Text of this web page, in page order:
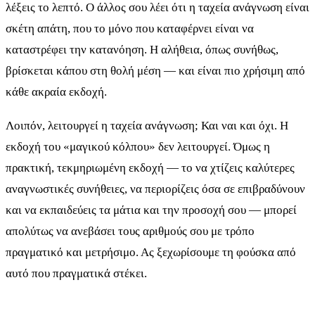
λέξεις το λεπτό. Ο άλλος σου λέει ότι η ταχεία ανάγνωση είναι
σκέτη απάτη, που το μόνο που καταφέρνει είναι να
καταστρέφει την κατανόηση. Η αλήθεια, όπως συνήθως,
βρίσκεται κάπου στη θολή μέση — και είναι πιο χρήσιμη από
κάθε ακραία εκδοχή.
Λοιπόν, λειτουργεί η ταχεία ανάγνωση; Και ναι και όχι. Η
εκδοχή του «μαγικού κόλπου» δεν λειτουργεί. Όμως η
πρακτική, τεκμηριωμένη εκδοχή — το να χτίζεις καλύτερες
αναγνωστικές συνήθειες, να περιορίζεις όσα σε επιβραδύνουν
και να εκπαιδεύεις τα μάτια και την προσοχή σου — μπορεί
απολύτως να ανεβάσει τους αριθμούς σου με τρόπο
πραγματικό και μετρήσιμο. Ας ξεχωρίσουμε τη φούσκα από
αυτό που πραγματικά στέκει.